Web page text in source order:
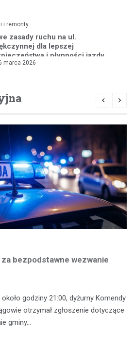
i remonty
zasady ruchu na ul.
dla lepszej
i płynności jazdy
marca 2026
bezpodstawne wezwanie
godziny 21:00, dyżurny Komendy
otrzymał zgłoszenie dotyczące
gminy…